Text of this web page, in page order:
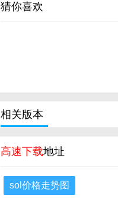
猜你喜欢
相关版本
高速下载地址
sol价格走势图